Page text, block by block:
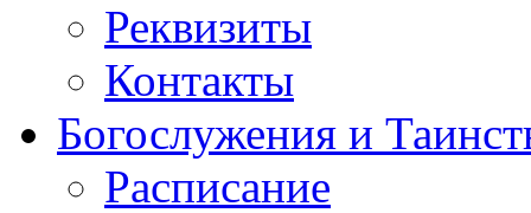
Реквизиты
Контакты
Богослужения и
Расписание